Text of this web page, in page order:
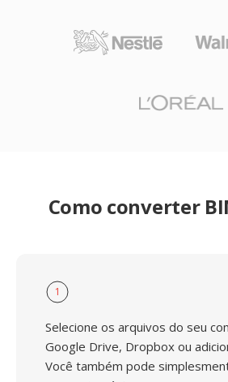
Como converter
1
Selecione os arquivos do seu
Google Drive, Dropbox ou
Você também pode